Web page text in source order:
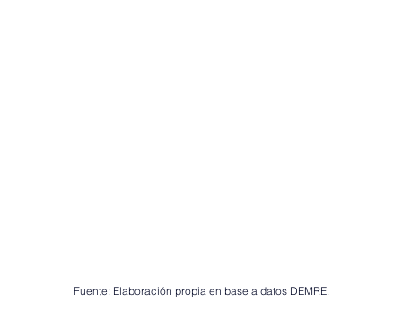
Fuente: Elaboración propia en base a datos DEMRE.